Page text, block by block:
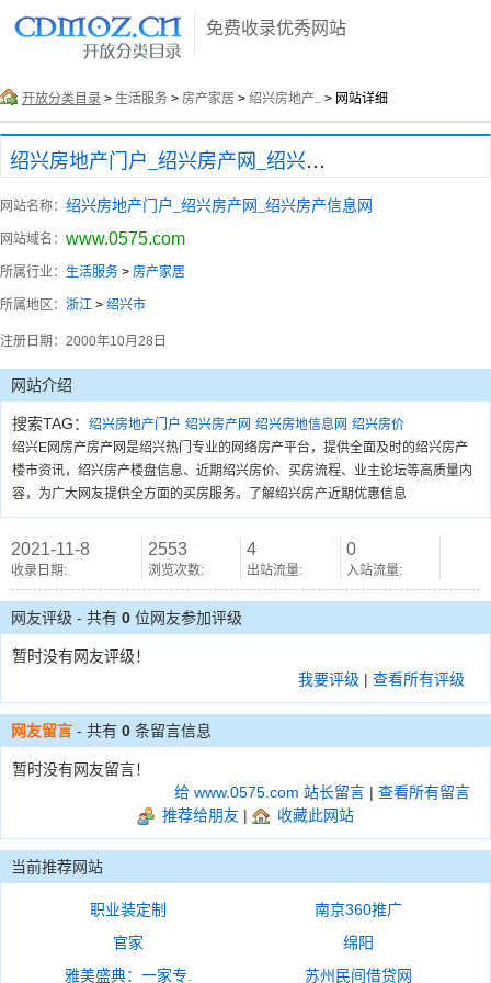
免费收录优秀网站
开放分类目录 > 生活服务 > 房产家居 > 绍兴房地产.. > 网站详细
绍兴房地产门户_绍兴房产网_绍兴房产信息网
网站名称： 绍兴房地产门户_绍兴房产网_绍兴房产信息网
网站域名： www.0575.com
所属行业： 生活服务 > 房产家居
所属地区： 浙江 > 绍兴市
注册日期： 2000年10月28日
网站介绍
搜索TAG： 绍兴房地产门户 绍兴房产网 绍兴房地信息网 绍兴房价
绍兴E网房产房产网是绍兴热门专业的网络房产平台，提供全面及时的绍兴房产
楼市资讯，绍兴房产楼盘信息、近期绍兴房价、买房流程、业主论坛等高质量内
容，为广大网友提供全方面的买房服务。了解绍兴房产近期优惠信息
2021-11-8
收录日期:
2553
浏览次数:
4
出站流量:
0
入站流量:
网友评级 - 共有 0 位网友参加评级
暂时没有网友评级！
我要评级 | 查看所有评级
网友留言 - 共有 0 条留言信息
暂时没有网友留言！
给 www.0575.com 站长留言 | 查看所有留言
推荐给朋友 | 收藏此网站
当前推荐网站
职业装定制
南京360推广
官家
绵阳
雅美盛典：一家专.
苏州民间借贷网